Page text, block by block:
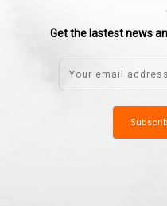
Get the lastest news